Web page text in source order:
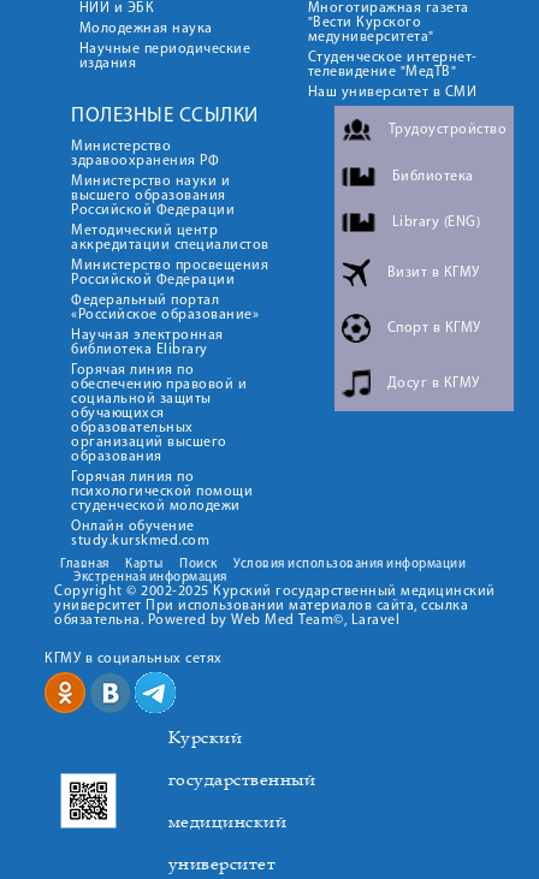
НИИ и ЭБК
Молодежная наука
Научные периодические
издания
Многотиражная газета
"Вести Курского
медуниверситета"
Студенческое интернет-
телевидение "МедТВ"
Наш университет в СМИ
ПОЛЕЗНЫЕ ССЫЛКИ
Министерство
здравоохранения РФ
Министерство науки и
высшего образования
Российской Федерации
Методический центр
аккредитации специалистов
Министерство просвещения
Российской Федерации
Федеральный портал
«Российское образование»
Научная электронная
библиотека Elibrary
Горячая линия по
обеспечению правовой и
социальной защиты
обучающихся
образовательных
организаций высшего
образования
Горячая линия по
психологической помощи
студенческой молодежи
Онлайн обучение
study.kurskmed.com
Трудоустройство
Библиотека
Library (ENG)
Визит в КГМУ
Спорт в КГМУ
Досуг в КГМУ
Главная Карты Поиск
Условия использования информации
Экстренная информация
Copyright © 2002-2025 Курский государственный медицинский
университет При использовании материалов сайта, ссылка
обязательна. Powered by Web Med Team©, Laravel
КГМУ в социальных сетях
Курский
государственный
медицинский
университет